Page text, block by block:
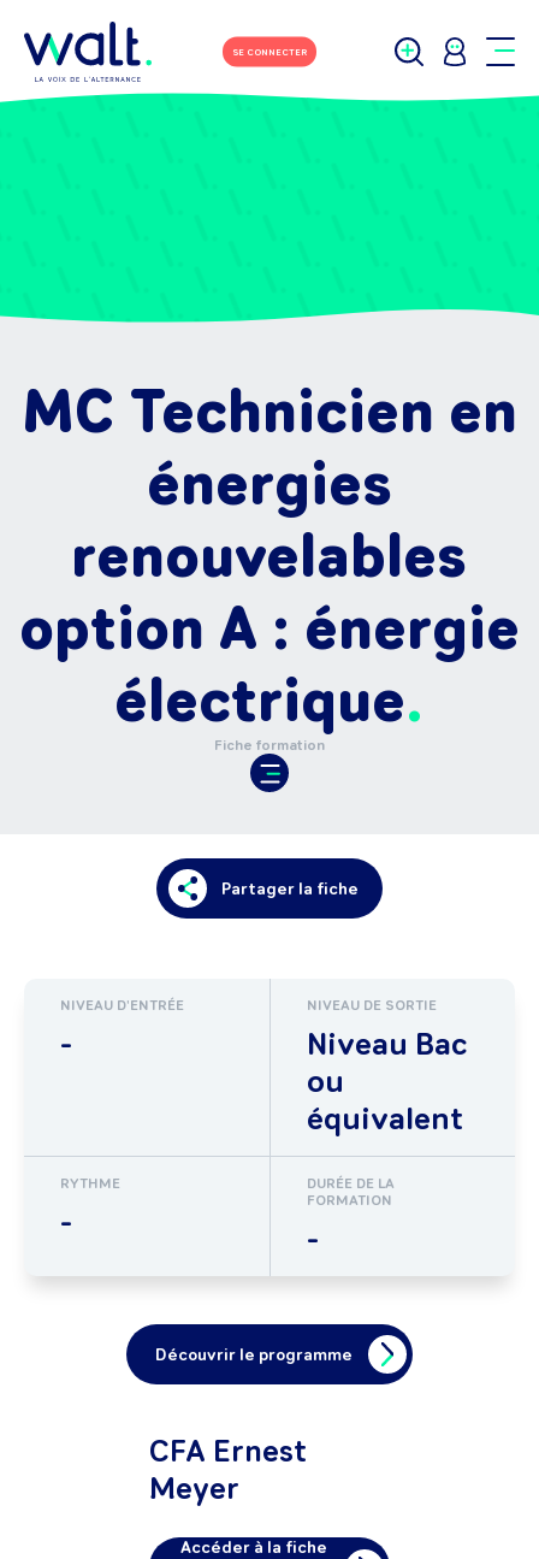
SE CONNECTER
MC Technicien en
énergies
renouvelables
option A : énergie
électrique
Fiche formation
Partager la fiche
NIVEAU D'ENTRÉE
-
NIVEAU DE SORTIE
Niveau Bac
ou
équivalent
RYTHME
-
DURÉE DE LA
FORMATION
-
Découvrir le programme
CFA Ernest
Meyer
Accéder à la fiche